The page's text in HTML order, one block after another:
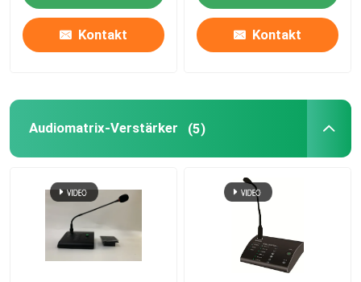
Endverstärker der Klassen-D
Linie Reihen-Spalten-Sprecher
Sprachevakuierungs-System
Audiodvd-spieler
Kontakt Kontakt
Audiomatrix-Verstärker (5)